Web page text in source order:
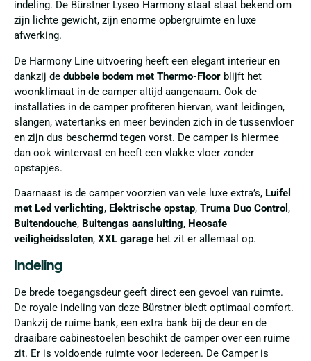
indeling. De Bürstner Lyseo Harmony staat staat bekend om
zijn lichte gewicht, zijn enorme opbergruimte en luxe
afwerking.
De Harmony Line uitvoering heeft een elegant interieur en
dankzij de dubbele bodem met Thermo-Floor blijft het
woonklimaat in de camper altijd aangenaam. Ook de
installaties in de camper profiteren hiervan, want leidingen,
slangen, watertanks en meer bevinden zich in de tussenvloer
en zijn dus beschermd tegen vorst. De camper is hiermee
dan ook wintervast en heeft een vlakke vloer zonder
opstapjes.
Daarnaast is de camper voorzien van vele luxe extra’s, Luifel
met Led verlichting, Elektrische opstap, Truma Duo Control ,
Buitendouche, Buitengas aansluiting, Heosafe
veiligheidssloten, XXL garage het zit er allemaal op.
Indeling
De brede toegangsdeur geeft direct een gevoel van ruimte.
De royale indeling van deze Bürstner biedt optimaal comfort.
Dankzij de ruime bank, een extra bank bij de deur en de
draaibare cabinestoelen beschikt de camper over een ruime
zit. Er is voldoende ruimte voor iedereen. De Camper is